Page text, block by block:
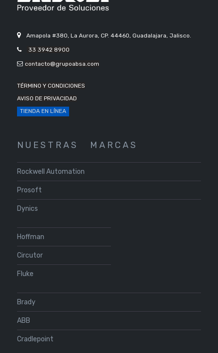
Amapola #380, La Aurora, CP. 44460, Guadalajara, Jalisco.
33 3942 8900
contacto@grupoabsa.com
TÉRMINO Y CONDICIONES
AVISO DE PRIVACIDAD
TIENDA EN LÍNEA
N U E S T R A S M A R C A S
Rockwell Automation
Prosoft
Dynics
Hoffman
Circutor
Fluke
Brady
ABB
Cradlepoint